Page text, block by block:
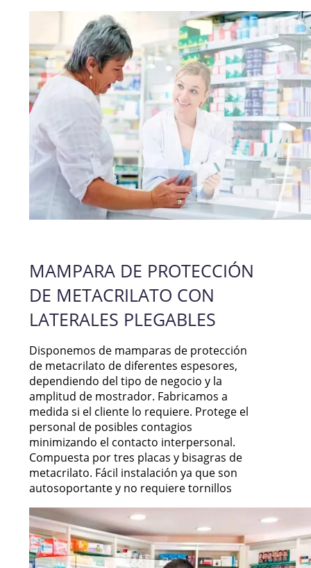
MAMPARA DE PROTECCIÓN
DE METACRILATO CON
LATERALES PLEGABLES
Disponemos de mamparas de protección
de metacrilato de diferentes espesores,
dependiendo del tipo de negocio y la
amplitud de mostrador. Fabricamos a
medida si el cliente lo requiere. Protege el
personal de posibles contagios
minimizando el contacto interpersonal.
Compuesta por tres placas y bisagras de
metacrilato. Fácil instalación ya que son
autosoportante y no requiere tornillos